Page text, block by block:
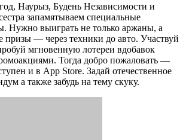
Наурыз, Будень Независимости и
запамятываем специальные
Нужно выиграть не только аржаны, а
призы — через техники до авто. Участвуй
мгновенную лотереи вдобавок
Тогда добро пожаловать —
и в App Store. Задай отечественное
а также забудь на тему скуку.